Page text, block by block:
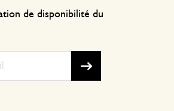
de disponibilité du
Adorable